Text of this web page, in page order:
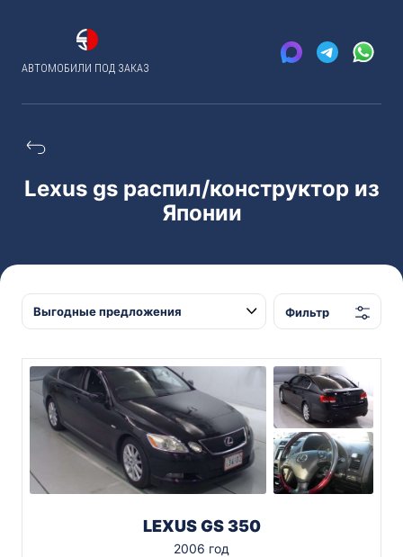
АВТОМОБИЛИ ПОД ЗАКАЗ
Lexus gs распил/конструктор из
Японии
Фильтр
LEXUS GS 350
2006 год